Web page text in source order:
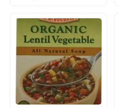
original
R$111,51.
atual
é:
R$101,38.